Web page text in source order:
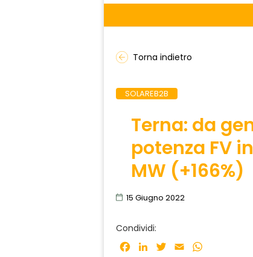
Torna indietro
SOLAREB2B
Terna: da
potenza FV
MW (+166%)
15 Giugno 2022
Condividi:
Facebook
LinkedInTwitter
Email